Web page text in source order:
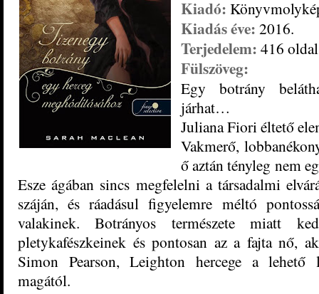
Kiadó:
Kiadás éve: 2016.
Terjedelem: 416 oldal
Fülszöveg:
Egy botrány
járhat…
Juliana Fiori éltető
Vakmerő,
ő aztán tényleg nem
Esze ágában sincs megfelelni a társadalmi
száján, és ráadásul figyelemre méltó
valakinek. Botrányos természete miatt
pletykafészkeinek és pontosan az a fajta nő,
Simon Pearson, Leighton hercege a lehető
magától.